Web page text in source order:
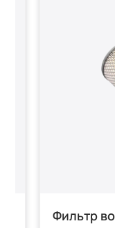
Фильтр